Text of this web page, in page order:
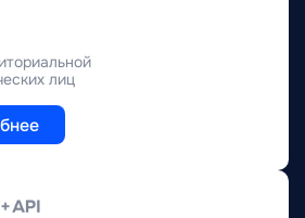
лиц